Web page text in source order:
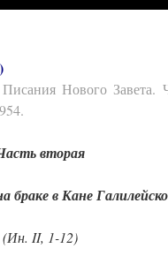
Нового Завета.
вторая
браке в Кане
(Ин. II, 1-12)